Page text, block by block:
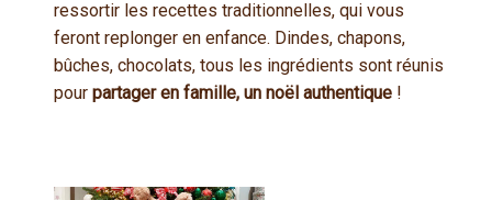
ressortir les recettes traditionnelles, qui vous
feront replonger en enfance. Dindes, chapons,
bûches, chocolats, tous les ingrédients sont réunis
pour partager en famille, un noël authentique !